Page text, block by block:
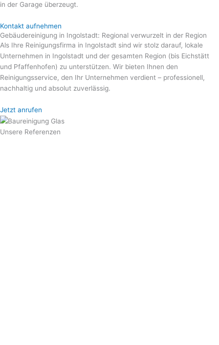
in der Garage überzeugt.
Kontakt aufnehmen
Gebäudereinigung in Ingolstadt: Regional verwurzelt in der Region
Als Ihre Reinigungsfirma in Ingolstadt sind wir stolz darauf, lokale
Unternehmen in Ingolstadt und der gesamten Region (bis Eichstätt
und Pfaffenhofen) zu unterstützen. Wir bieten Ihnen den
Reinigungsservice, den Ihr Unternehmen verdient – professionell,
nachhaltig und absolut zuverlässig.
Jetzt anrufen
Unsere Referenzen